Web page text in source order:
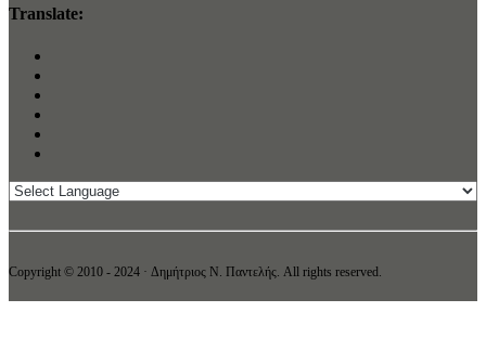
Translate:
Copyright © 2010 - 2024 · Δημήτριος N. Παντελής. All rights reserved.